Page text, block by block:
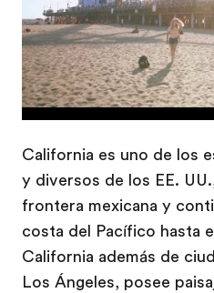
California es uno de los
y diversos de los EE.
frontera mexicana y
costa del Pacífico hasta
California además de
Los Ángeles, posee